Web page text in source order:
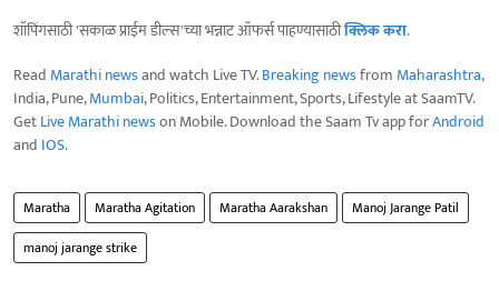
शॉपिंगसाठी 'सकाळ प्राईम डील्स'च्या भन्नाट ऑफर्स पाहण्यासाठीक्लिक करा.
Read Marathi newsand watch Live TV.Breaking newsfrom Maharashtra,
India, Pune,Mumbai, Politics, Entertainment, Sports, Lifestyle at SaamTV.
GetLive Marathi newson Mobile. Download the Saam Tv app forAndroid
and IOS.
Maratha Maratha Agitation Maratha Aarakshan
Manoj Jarange Patil
manoj jarange strike